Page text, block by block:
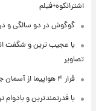
اشترانکوه+فیلم
گوگوش در دو سالگی و در
با عجیب ترین و شگفت
تصاویر
فرار ۴ هواپیما از آسمان جده؛ ماجرای پروازهای مشکوک چیست؟
با قدرتمندترین و